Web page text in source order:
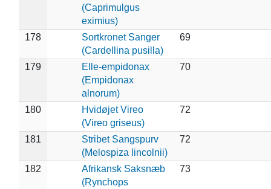
(Caprimulgus
eximius)
178
Sortkronet Sanger
(Cardellina pusilla)
69
179
Elle-empidonax
(Empidonax
alnorum)
70
180
Hvidøjet Vireo
(Vireo griseus)
72
181
Stribet Sangspurv
(Melospiza lincolnii)
72
182
Afrikansk Saksnæb
(Rynchops
73